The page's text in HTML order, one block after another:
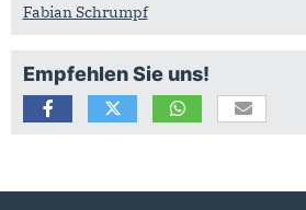
Fabian Schrumpf
Empfehlen Sie uns!